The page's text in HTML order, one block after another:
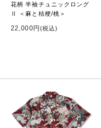
花柄 半袖チュニックロング
Ⅱ ＜麻と桔梗/桃＞
22,000円 (税込)